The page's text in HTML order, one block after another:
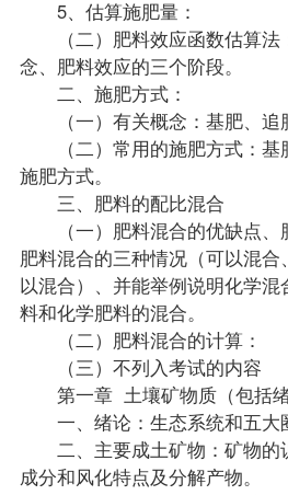
5、估算施肥量：
（二）肥料效应函数估算法
念、肥料效应的三个阶段。
二、施肥方式：
（一）有关概念：基肥、追
（二）常用的施肥方式：基
施肥方式。
三、肥料的配比混合
（一）肥料混合的优缺点、
肥料混合的三种情况（可以混
以混合）、并能举例说明化学
料和化学肥料的混合。
（二）肥料混合的计算：
（三）不列入考试的内容
第一章 土壤矿物质（包括绪
一、绪论：生态系统和五大
二、主要成土矿物：矿物的
成分和风化特点及分解产物。